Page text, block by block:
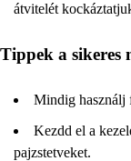
átvitelét
Tippek a sikeres
Mindig használj
Kezdd el a
pajzstetveket.